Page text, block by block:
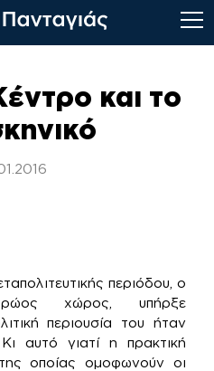
και το
περιόδου, ο
χώρος, υπήρξε
περιουσία του ήταν
αυτό γιατί η πρακτική
οποίας ομοφωνούν οι